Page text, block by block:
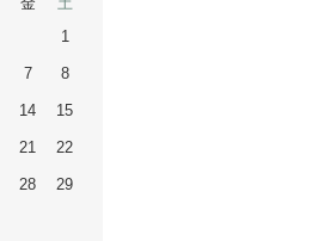
1
7 8
14 15
21 22
28 29